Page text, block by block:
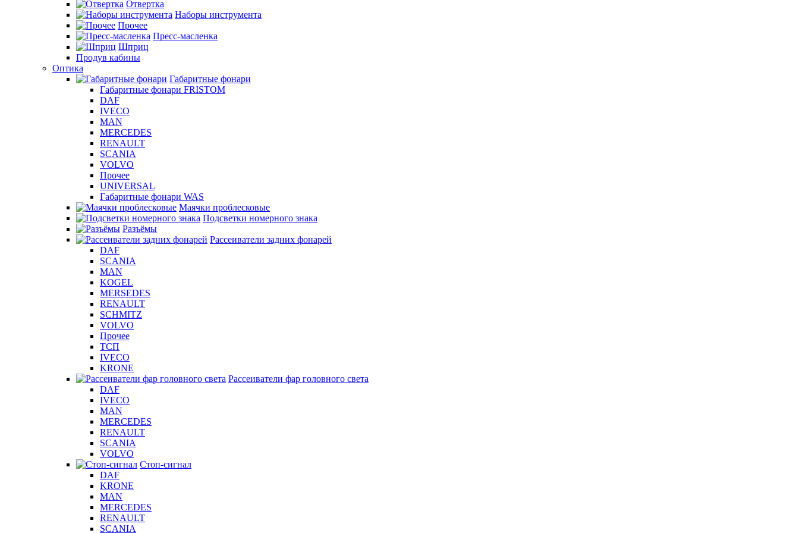
Отвертка
Наборы инструмента
Прочее
Пресс-масленка
Шприц
Продув кабины
Оптика
Габаритные фонари
Габаритные фонари FRISTOM
DAF
IVECO
MAN
MERCEDES
RENAULT
SCANIA
VOLVO
Прочее
UNIVERSAL
Габаритные фонари WAS
Маячки проблесковые
Подсветки номерного знака
Разъёмы
Рассеиватели задних фонарей
DAF
SCANIA
MAN
KOGEL
MERSEDES
RENAULT
SCHMITZ
VOLVO
Прочее
ТСП
IVECO
KRONE
Рассеиватели фар головного света
DAF
IVECO
MAN
MERCEDES
RENAULT
SCANIA
VOLVO
Стоп-сигнал
DAF
KRONE
MAN
MERCEDES
RENAULT
SCANIA